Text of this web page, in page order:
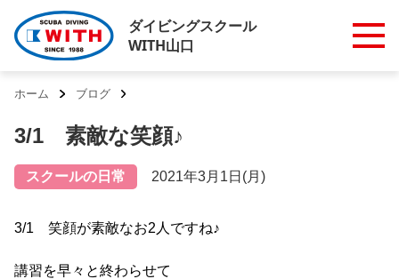
ダイビングスクール
WITH山口
ホーム ブログ
3/1 素敵な笑顔♪
スクールの日常 2021年3月1日(月)
3/1 笑顔が素敵なお2人ですね♪
講習を早々と終わらせて